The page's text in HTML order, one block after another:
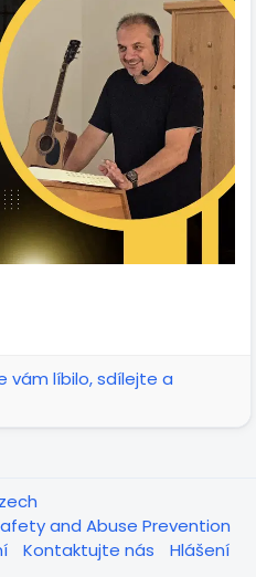
vám líbilo, sdílejte a
and Abuse Prevention
Kontaktujte nás
Hlášení